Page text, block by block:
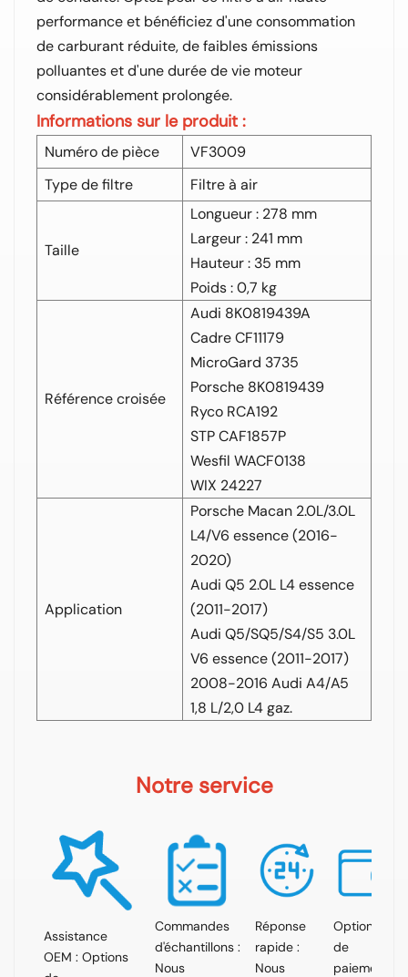
performance et bénéficiez d'une consommation
de carburant réduite, de faibles émissions
polluantes et d'une durée de vie moteur
considérablement prolongée.
Informations sur le produit :
Numéro de pièce
VF3009
Type de filtre
Filtre à air
Taille
Longueur : 278 mm
Largeur : 241 mm
Hauteur : 35 mm
Poids : 0,7 kg
Référence croisée
Audi 8K0819439A
Cadre CF11179
MicroGard 3735
Porsche 8K0819439
Ryco RCA192
STP CAF1857P
Wesfil WACF0138
WIX 24227
Application
Porsche Macan 2.0L/3.0L
L4/V6 essence (2016-
2020)
Audi Q5 2.0L L4 essence
(2011-2017)
Audi Q5/SQ5/S4/S5 3.0L
V6 essence (2011-2017)
2008-2016 Audi A4/A5
1,8 L/2,0 L4 gaz.
Notre service
Assistance
OEM : Options
Commandes
d'échantillons :
Nous
Réponse
rapide :
Nous
Options
de
paiement :